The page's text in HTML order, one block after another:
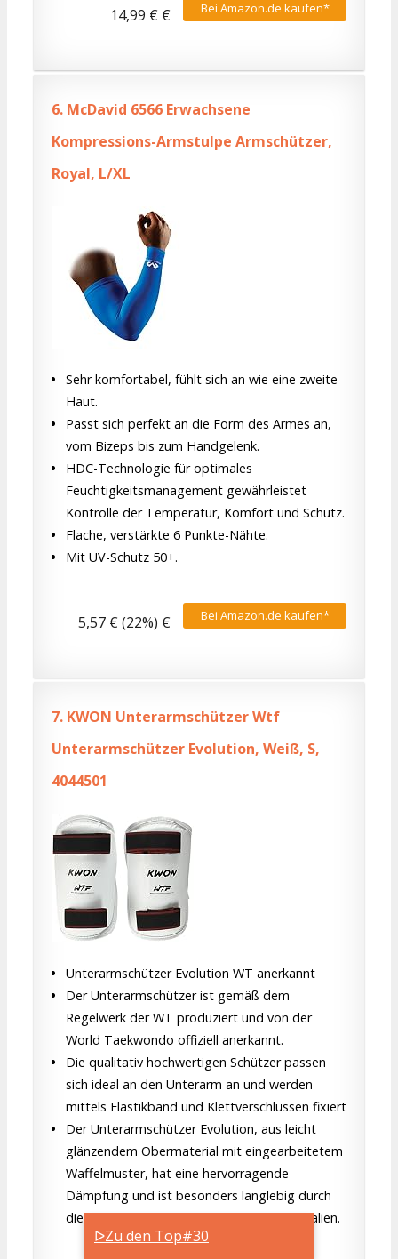
ᐅZu den Top#30
Bei Amazon.de kaufen*
14,99 € €
6. McDavid 6566 Erwachsene
Kompressions-Armstulpe Armschützer,
Royal, L/XL
Sehr komfortabel, fühlt sich an wie eine zweite
Haut.
Passt sich perfekt an die Form des Armes an,
vom Bizeps bis zum Handgelenk.
HDC-Technologie für optimales
Feuchtigkeitsmanagement gewährleistet
Kontrolle der Temperatur, Komfort und Schutz.
Flache, verstärkte 6 Punkte-Nähte.
Mit UV-Schutz 50+.
Bei Amazon.de kaufen*
5,57 € (22%) €
7. KWON Unterarmschützer Wtf
Unterarmschützer Evolution, Weiß, S,
4044501
Unterarmschützer Evolution WT anerkannt
Der Unterarmschützer ist gemäß dem
Regelwerk der WT produziert und von der
World Taekwondo offiziell anerkannt.
Die qualitativ hochwertigen Schützer passen
sich ideal an den Unterarm an und werden
mittels Elastikband und Klettverschlüssen fixiert
Der Unterarmschützer Evolution, aus leicht
glänzendem Obermaterial mit eingearbeitetem
Waffelmuster, hat eine hervorragende
Dämpfung und ist besonders langlebig durch
die Verwendung von hochwertigen Materialien.